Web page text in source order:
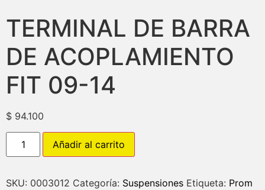
TERMINAL DE BARRA
DE ACOPLAMIENTO
FIT 09-14
$ 94.100
Añadir al carrito
SKU: 0003012 Categoría: Suspensiones Etiqueta: Prom